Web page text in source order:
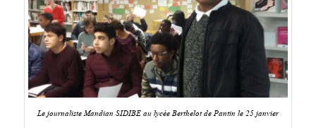
Le journaliste Mandian SIDIBE au lycée Berthelot de Pantin le 25 janvier